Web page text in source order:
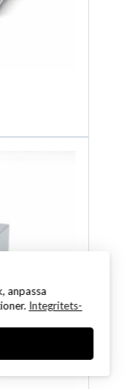
anpassa
Integritets-